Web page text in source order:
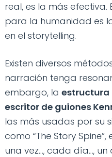
real, es la más efectiva.
para la humanidad es
en el storytelling.
Existen diversos
narración tenga
embargo, la estructura
escritor de guiones
las más usadas por su
como “The Story
una vez..., cada día..., un